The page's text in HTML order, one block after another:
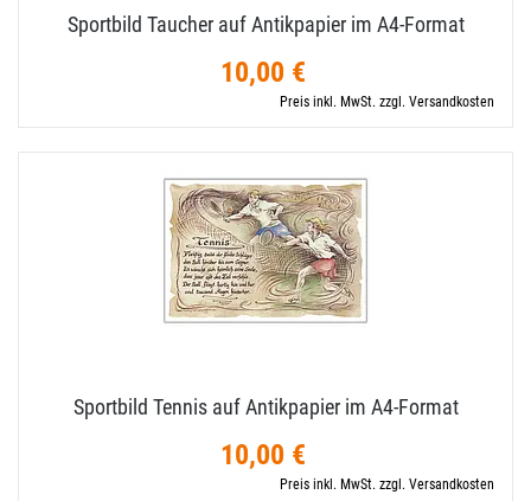
Sportbild Taucher auf Antikpapier im A4-​Format
10,00 €
Preis inkl. MwSt. zzgl. Versandkosten
Sportbild Tennis auf Antikpapier im A4-​Format
10,00 €
Preis inkl. MwSt. zzgl. Versandkosten